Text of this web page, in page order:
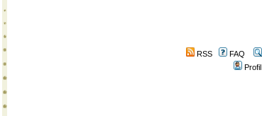
RSS FAQ
Profil